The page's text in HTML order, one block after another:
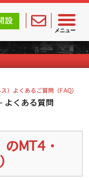
メニュー
無料口座開設サポ
設
）よくあるご質問（FAQ）
よくある質問
MT4・